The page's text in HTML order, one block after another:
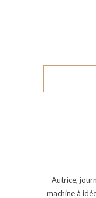
Autrice,
machine à